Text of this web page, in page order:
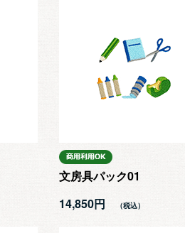
文房具パック01
14,850円